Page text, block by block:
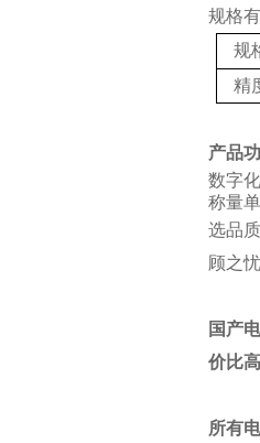
规格
规
精
产品
数字
称量
选品
顾之
国产
价比
所有